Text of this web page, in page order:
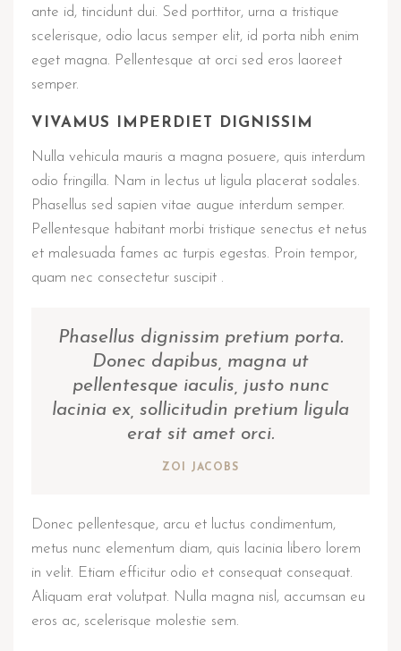
ante id, tincidunt dui. Sed porttitor, urna a tristique
scelerisque, odio lacus semper elit, id porta nibh enim
eget magna. Pellentesque at orci sed eros laoreet
semper.
VIVAMUS IMPERDIET DIGNISSIM
Nulla vehicula mauris a magna posuere, quis interdum
odio fringilla. Nam in lectus ut ligula placerat sodales.
Phasellus sed sapien vitae augue interdum semper.
Pellentesque habitant morbi tristique senectus et netus
et malesuada fames ac turpis egestas. Proin tempor,
quam nec consectetur suscipit .
Phasellus dignissim pretium porta.
Donec dapibus, magna ut
pellentesque iaculis, justo nunc
lacinia ex, sollicitudin pretium ligula
erat sit amet orci.
ZOI JACOBS
Donec pellentesque, arcu et luctus condimentum,
metus nunc elementum diam, quis lacinia libero lorem
in velit. Etiam efficitur odio et consequat consequat.
Aliquam erat volutpat. Nulla magna nisl, accumsan eu
eros ac, scelerisque molestie sem.